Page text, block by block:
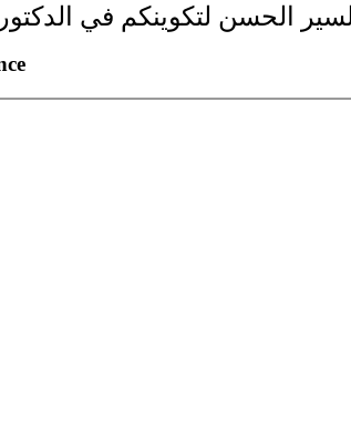
الحسن لتكوينكم في